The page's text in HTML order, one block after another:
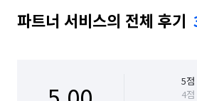
파트너 서비스의 전체 후기
5점
4점